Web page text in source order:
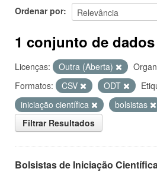
Ordenar por
1 conjunto de
Licenças: Outra (Aberta)
Formatos:
CSV ODT
iniciação científica
bolsistas
Filtrar Resultados
Bolsistas de Iniciação